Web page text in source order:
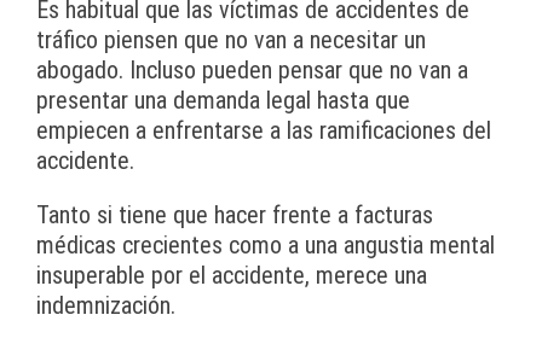
Es habitual que las víctimas de accidentes de
tráfico piensen que no van a necesitar un
abogado. Incluso pueden pensar que no van a
presentar una demanda legal hasta que
empiecen a enfrentarse a las ramificaciones del
accidente.
Tanto si tiene que hacer frente a facturas
médicas crecientes como a una angustia mental
insuperable por el accidente, merece una
indemnización.